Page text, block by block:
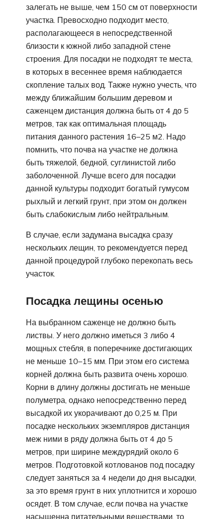
залегать не выше, чем 150 см от поверхности
участка. Превосходно подходит место,
располагающееся в непосредственной
близости к южной либо западной стене
строения. Для посадки не подходят те места,
в которых в весеннее время наблюдается
скопление талых вод. Также нужно учесть, что
между ближайшим большим деревом и
саженцем дистанция должна быть от 4 до 5
метров, так как оптимальная площадь
питания данного растения 16–25 м2. Надо
помнить, что почва на участке не должна
быть тяжелой, бедной, суглинистой либо
заболоченной. Лучше всего для посадки
данной культуры подходит богатый гумусом
рыхлый и легкий грунт, при этом он должен
быть слабокислым либо нейтральным.
В случае, если задумана высадка сразу
нескольких лещин, то рекомендуется перед
данной процедурой глубоко перекопать весь
участок.
Посадка лещины осенью
На выбранном саженце не должно быть
листвы. У него должно иметься 3 либо 4
мощных стебля, в поперечнике достигающих
не меньше 10–15 мм. При этом его система
корней должна быть развита очень хорошо.
Корни в длину должны достигать не меньше
полуметра, однако непосредственно перед
высадкой их укорачивают до 0,25 м. При
посадке нескольких экземпляров дистанция
меж ними в ряду должна быть от 4 до 5
метров, при ширине междурядий около 6
метров. Подготовкой котлованов под посадку
следует заняться за 4 недели до дня высадки,
за это время грунт в них уплотнится и хорошо
осядет. В том случае, если почва на участке
насыщенна питательными веществами, то